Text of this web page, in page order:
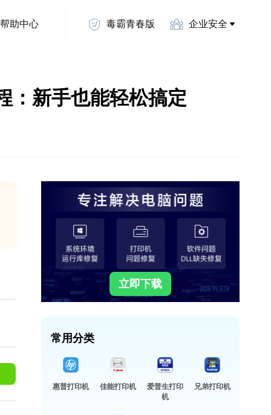
帮助中心 毒霸青春版 企业安全
：新手也能轻松搞定
立即下载
常用分类
惠普打印机 佳能打印机
爱普生打印
机
兄弟打印机